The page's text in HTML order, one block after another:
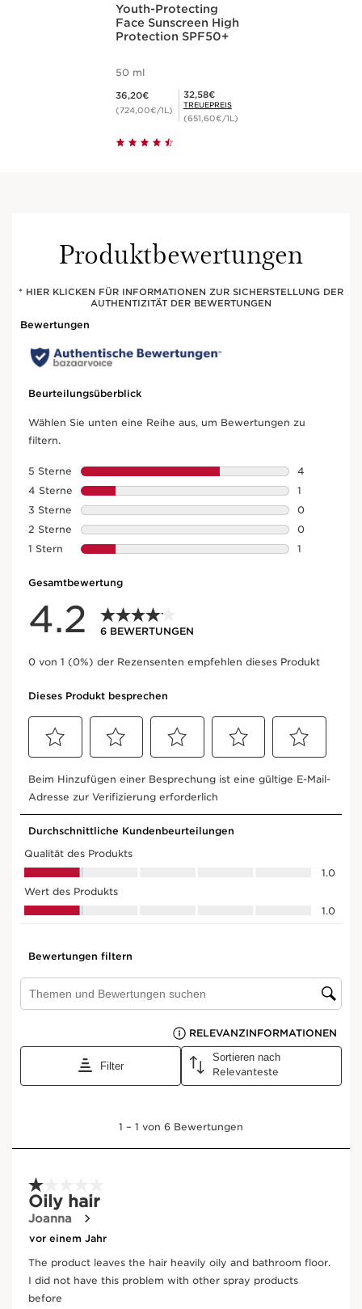
Youth-Protecting
Face Sunscreen High
Protection SPF50+
50 ml
36,20€
(724,00€/1L)
Mitgliederpreis 32,58€
32,58€
TREUEPREIS
(651,60€/1L)
Produktbewertungen
* HIER KLICKEN FÜR INFORMATIONEN ZUR SICHERSTELLUNG DER
AUTHENTIZITÄT DER BEWERTUNGEN